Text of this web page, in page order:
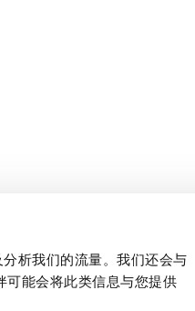
析我们的流量。我们还会与
可能会将此类信息与您提供